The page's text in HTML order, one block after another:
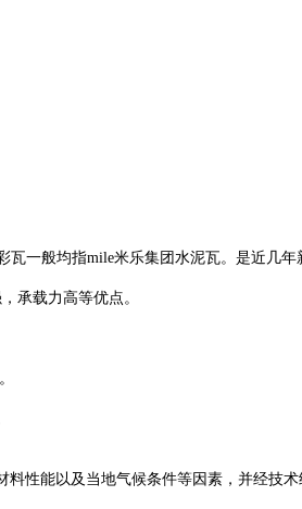
一般均指mile米乐集团水泥瓦。是近几年
承载力高等优点。
性能以及当地气候条件等因素，并经技术